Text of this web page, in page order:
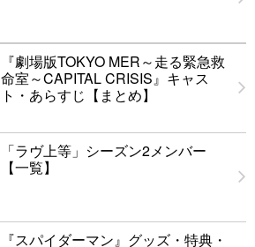
『劇場版TOKYO MER～走る緊急救
命室～CAPITAL CRISIS』キャス
ト・あらすじ【まとめ】
「ラヴ上等」シーズン2メンバー
【一覧】
『スパイダーマン』グッズ・特典・